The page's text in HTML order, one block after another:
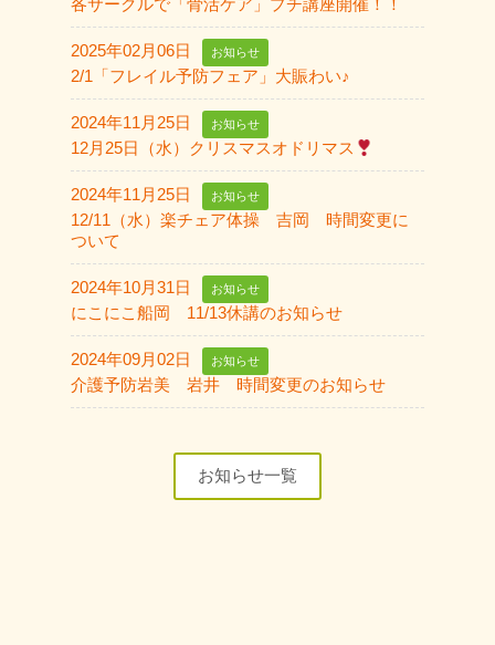
各サークルで「骨活ケア」プチ講座開催！！
2025年02月06日 お知らせ
2/1「フレイル予防フェア」大賑わい♪
2024年11月25日 お知らせ
12月25日（水）クリスマスオドリマス
2024年11月25日 お知らせ
12/11（水）楽チェア体操 吉岡 時間変更に
ついて
2024年10月31日 お知らせ
にこにこ船岡 11/13休講のお知らせ
2024年09月02日 お知らせ
介護予防岩美 岩井 時間変更のお知らせ
お知らせ一覧